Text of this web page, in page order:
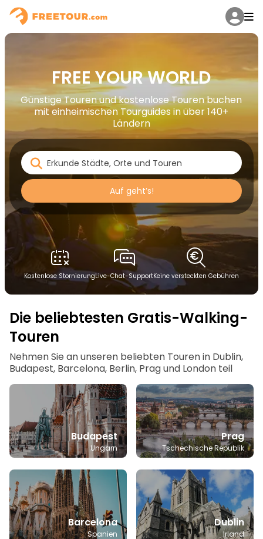
FREE YOUR WORLD
Günstige Touren und kostenlose Touren buchen
mit einheimischen Tourguides in über 140+
Ländern
Auf geht’s!
Kostenlose StornierungLive-Chat-SupportKeine versteckten Gebühren
Die beliebtesten Gratis-Walking-
Touren
Nehmen Sie an unseren beliebten Touren in Dublin,
Budapest, Barcelona, Berlin, Prag und London teil
Budapest
Ungarn
Prag
Tschechische Republik
Barcelona
Spanien
Dublin
Irland